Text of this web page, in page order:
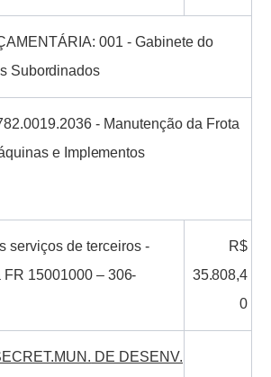
001 - Gabinete do
Subordinados
- Manutenção da Frota
e Implementos
serviços de terceiros -
FR 15001000 –306-
R$
35.808,4
0
DE DESENV.